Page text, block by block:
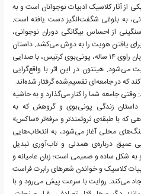
۱۹۶۷ منتشر شد، یکی از آثار کلاسیک ادبیات نوجوانان است و به
به بلوغی شگفت‌انگیز دست یافته است.
دارد و بار سنگینی از احساس بیگانگی دوران نوجوانی،
یافتن هویت را به دوش می‌کشد. داستان
در شهر تولسا، اوکلاهما رخ می‌دهد و از زبان راوی ۱۴ ساله، پونی‌بوی کرتیس، با صدایی
می‌شود. هینتون در این اثر با واقع‌گرایی
که در جامعه‌ای تقسیم‌شده گرفتار شده‌اند.
جامعه شما را کنار می‌گذارد و به حاشیه
زندگی پونی‌بوی و گروهش که به
که با طبقه‌ی ثروتمندتر و مرفه‌تر «ساکس»
محلی آغاز می‌شود، به انتخاب‌هایی
عمیق درباره‌ی همدلی و تاب‌آوری تبدیل
به شکل ساده و صمیمی است؛ زبان عامیانه و
کلاسیک و خواندن شعرهای رابرت فراست
ایجاد می‌کند. روایت با سرعت پیش می‌رود و با